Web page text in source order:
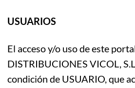
USUARIOS
El acceso y/o uso de este
DISTRIBUCIONES VICOL,
condición de USUARIO, que